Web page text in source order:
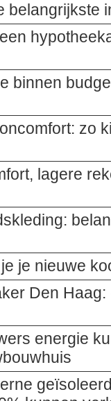
belangrijkste
binnen
zo
lagere
je nieuwe
Den
energie